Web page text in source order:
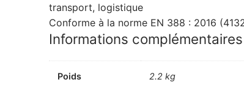
transport, logistique
Conforme à la norme EN 388 : 2016
Informations complémentaires
Poids 2.2 kg